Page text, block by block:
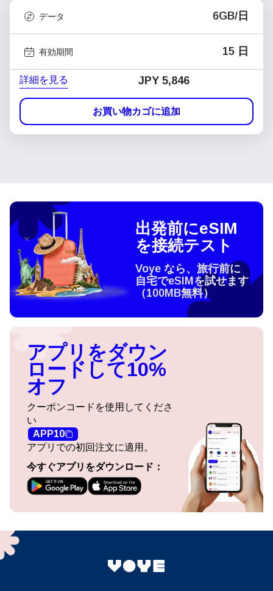
データ 6GB/日
有効期間 15 日
詳細を見る JPY 5,846
お買い物カゴに追加
出発前にeSIM
を接続テスト
Voye なら、旅行前に
自宅でeSIMを試せます
（100MB無料）
アプリをダウン
ロードして10%
オフ
クーポンコードを使用してくださ
い
APP10
アプリでの初回注文に適用。
今すぐアプリをダウンロード：